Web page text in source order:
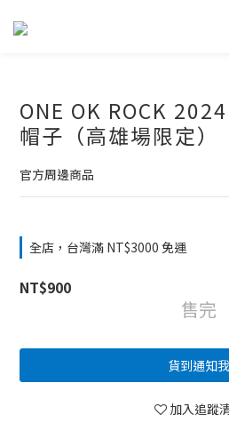
ONE OK ROCK
帽子（高雄場限定）
官方周邊商品
全店，台灣滿 NT$3000 免運
NT$900
售完
貨到通知我
加入追蹤